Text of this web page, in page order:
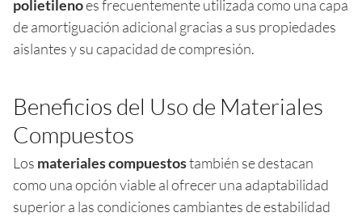
polietilenoes frecuentemente utilizada como una capa
de amortiguación adicional gracias a sus propiedades
aislantes y su capacidad de compresión.
Beneficios del Uso de Materiales
Compuestos
Los materiales compuestostambién se destacan
como una opción viable al ofrecer una adaptabilidad
superior a las condiciones cambiantes de estabilidad